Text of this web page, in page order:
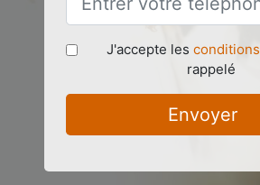
J'accepte les conditions
rappelé
Envoyer